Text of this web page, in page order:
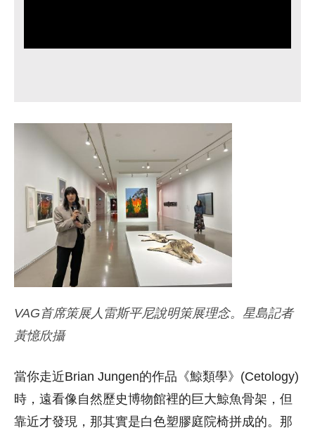
VAG首席策展人雷斯平尼說明策展理念。星島記者
黃憶欣攝
當你走近Brian Jungen的作品《鯨類學》(Cetology)
時，遠看像自然歷史博物館裡的巨大鯨魚骨架，但
靠近才發現，那其實是白色塑膠庭院椅拼成的。那